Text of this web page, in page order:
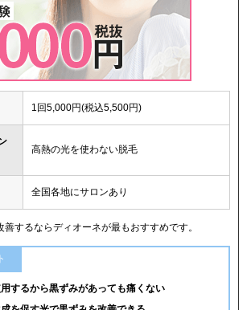
1回5,000円(税込5,500円)
高熱の光を使わない脱毛
全国各地にサロンあり
するならディオーネが最もおすすめです。
するから黒ずみがあっても痛くない